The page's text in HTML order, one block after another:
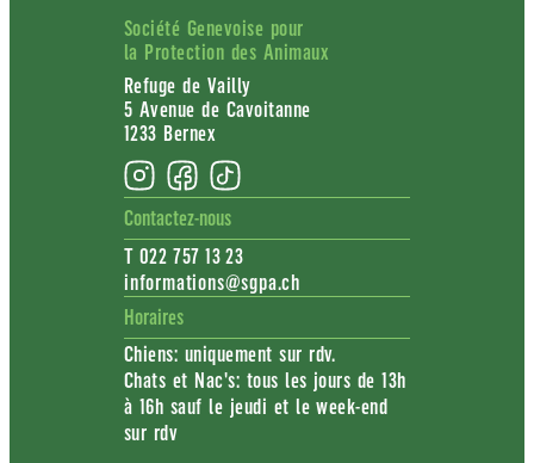
Société Genevoise pour
la Protection des Animaux
Refuge de Vailly
5 Avenue de Cavoitanne
1233 Bernex
Contactez-nous
T 022 757 13 23
informations@sgpa.ch
Horaires
Chiens: uniquement sur rdv.
Chats et Nac's: tous les jours de 13h
à 16h sauf le jeudi et le week-end
sur rdv